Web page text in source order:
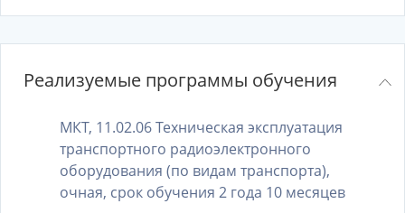
Реализуемые программы обучения
МКТ, 11.02.06 Техническая эксплуатация
транспортного радиоэлектронного
оборудования (по видам транспорта),
очная, срок обучения 2 года 10 месяцев